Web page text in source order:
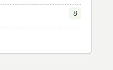
8